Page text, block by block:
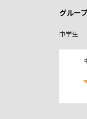
グルー
中学生